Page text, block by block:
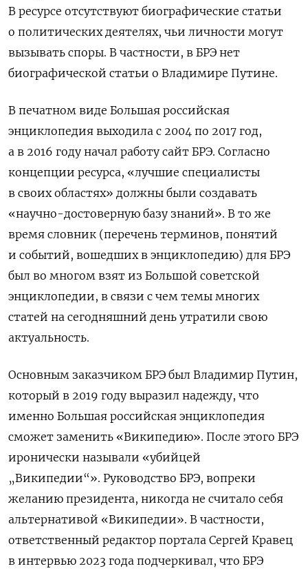
В ресурсе отсутствуют биографические статьи
о политических деятелях, чьи личности могут
вызывать споры. В частности, в БРЭ нет
биографической статьи о Владимире Путине.
В печатном виде Большая российская
энциклопедия выходила с 2004 по 2017 год,
а в 2016 году начал работу сайт БРЭ. Согласно
концепции ресурса, «лучшие специалисты
в своих областях» должны были создавать
«научно-достоверную базу знаний». В то же
время словник (перечень терминов, понятий
и событий, вошедших в энциклопедию) для БРЭ
был во многом взят из Большой советской
энциклопедии, в связи с чем темы многих
статей на сегодняшний день утратили свою
актуальность.
Основным заказчиком БРЭ был Владимир Путин,
который в 2019 году выразил надежду, что
именно Большая российская энциклопедия
сможет заменить «Википедию». После этого БРЭ
иронически называли «убийцей
„Википедии“». Руководство БРЭ, вопреки
желанию президента, никогда не считало себя
альтернативой «Википедии». В частности,
ответственный редактор портала Сергей Кравец
в интервью 2023 года подчеркивал, что БРЭ